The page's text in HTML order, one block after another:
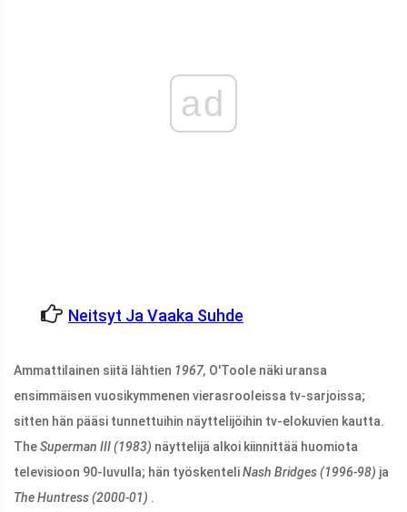
ad
Neitsyt Ja Vaaka Suhde
Ammattilainen siitä lähtien 1967, O'Toole näki uransa
ensimmäisen vuosikymmenen vierasrooleissa tv-sarjoissa;
sitten hän pääsi tunnettuihin näyttelijöihin tv-elokuvien kautta.
TheSuperman III (1983) näyttelijä alkoi kiinnittää huomiota
televisioon 90-luvulla; hän työskenteliNash Bridges (1996-98) ja
The Huntress (2000-01) .